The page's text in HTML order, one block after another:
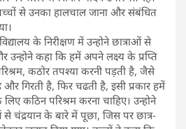
से उनका हालचाल जाना और संबंधित
के निरीक्षण में उन्होने छात्राओं से
कहा कि हमें अपने लक्ष्य के प्रप्ति
कठोर तपश्या करनी पड़ती है, जैसे
गिरती है, फिर चढती है, इसी प्रकार हमें
कठिन परिश्रम करना चाहिए। उन्होने
चंद्रयान के बारे में पूछा, जिस पर छात्र-